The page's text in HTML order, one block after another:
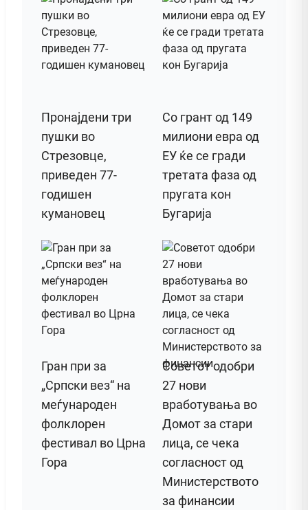
Пронајдени три
пушки во
Стрезовце,
приведен 77-
годишен
кумановец
Со грант од 149
милиони евра од
ЕУ ќе се гради
третата фаза од
пругата кон
Бугарија
Гран при за
„Српски вез“ на
меѓународен
фолклорен
фестивал во Црна
Гора
Советот одобри
27 нови
вработувања во
Домот за стари
лица, се чека
согласност од
Министерството
за финансии